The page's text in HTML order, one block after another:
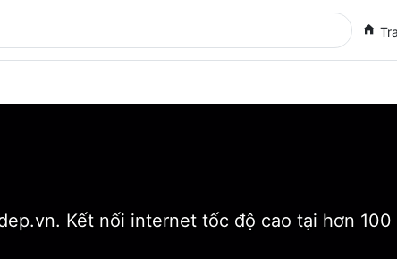
Kết nối internet tốc độ cao tại hơn